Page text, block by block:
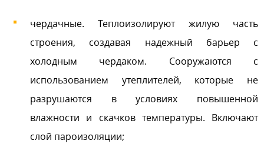
чердачные. Теплоизолируют жилую часть
строения, создавая надежный барьер с
холодным чердаком. Сооружаются с
использованием утеплителей, которые не
разрушаются в условиях повышенной
влажности и скачков температуры. Включают
слой пароизоляции;